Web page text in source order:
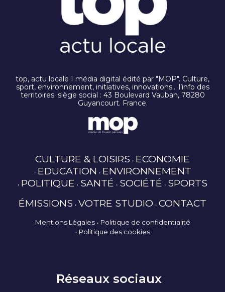
top, actu locale I média digital édité par "MOP". Culture,
sport, environnement, initiatives, innovations… l’info des
territoires. siège social : 43 Boulevard Vauban, 78280
Guyancourt. France.
CULTURE & LOISIRS ECONOMIE
EDUCATION ENVIRONNEMENT
POLITIQUE SANTÉ SOCIÉTÉ SPORTS
ÉMISSIONS VOTRE STUDIO CONTACT
Mentions Légales
Politique de confidentialité
Politique des cookies
Réseaux sociaux